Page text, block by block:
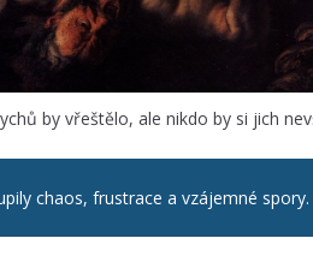
by vřeštělo, ale nikdo by si jich
chaos, frustrace a vzájemné spory.